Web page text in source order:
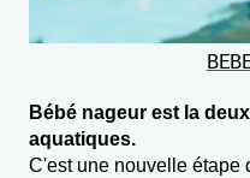
Bébé nageur est la
aquatiques.
C'est une nouvelle étape